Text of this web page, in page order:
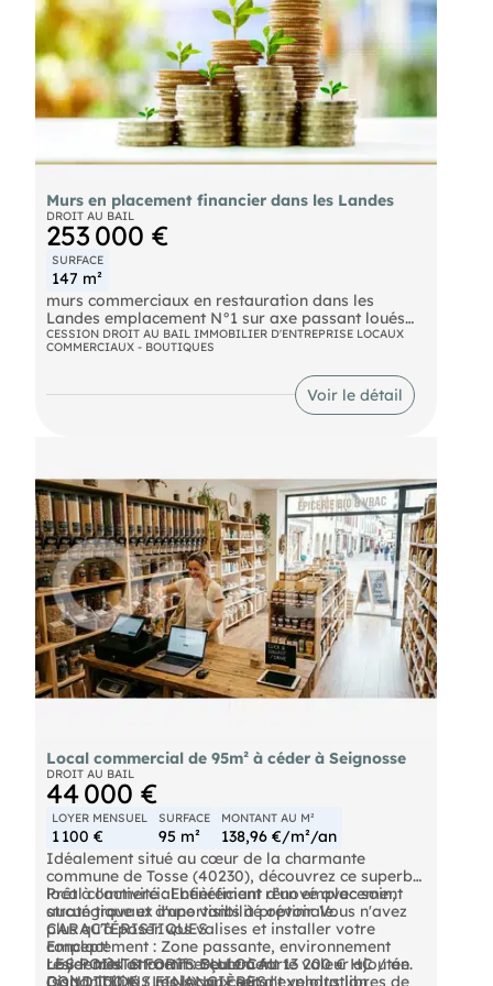
Murs en placement financier dans les Landes
DROIT AU BAIL
253 000 €
SURFACE
147 m²
murs commerciaux en restauration dans les
Landes emplacement N°1 sur axe passant loués
en bail commercial de 2019 loyer annuel 18 672
Euros non assujetit à la TVA superficie 147 m²
même locataire en place depuis 2019 rentabilité
CESSION DROIT AU BAIL IMMOBILIER D'ENTREPRISE LOCAUX
COMMERCIAUX - BOUTIQUES
Voir le détail
Local commercial de 95m² à céder à Seignosse
DROIT AU BAIL
44 000 €
LOYER MENSUEL
1 100 €
SURFACE
95 m²
MONTANT AU M²
138,96 €/m²/an
Idéalement situé au cœur de la charmante
commune de Tosse (40230), découvrez ce superbe
local commercial bénéficiant d'un emplacement
stratégique et d'une visibilité optimale.
LES POINTS FORTS DU LOCAL
Prêt à l'activité : Entièrement rénové avec soin,
aucun travaux importants à prévoir. Vous n'avez
plus qu'à poser vos valises et installer votre
concept!
Loyer très attractif : Seulement 13 200 € HC / an
(soit 1 100 € / mois), un coût d'exploitation
CARACTÉRISTIQUES
Emplacement : Zone passante, environnement
résidentiel et commerçant à forte valeur ajoutée.
Disponibilité : Les locaux seront vendus libres de
CONDITIONS FINANCIÈRES